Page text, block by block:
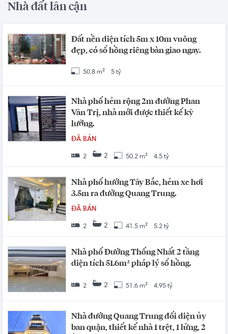
Nhà đất lân cận
Đất nền diện tích 5m x 10m vuông
đẹp, có sổ hồng riêng bàn giao ngay.
50.8 m² 5 tỷ
Nhà phố hẻm rộng 2m đường Phan
Văn Trị, nhà mới được thiết kế kỹ
lưỡng.
ĐÃ BÁN
2 2 50.2 m² 4.5 tỷ
Nhà phố hướng Tây Bắc, hẻm xe hơi
3.5m ra đường Quang Trung.
ĐÃ BÁN
2 2 41.5 m² 5.2 tỷ
Nhà phố Đường Thống Nhất 2 tầng
diện tích 51.6m² pháp lý sổ hồng.
2 2 51.6 m² 4.95 tỷ
Nhà đường Quang Trung đối diện ủy
ban quận, thiết kế nhà 1 trệt, 1 lửng, 2